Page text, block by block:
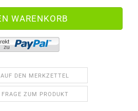
AUF DEN MERKZETTEL
FRAGE ZUM PRODUKT